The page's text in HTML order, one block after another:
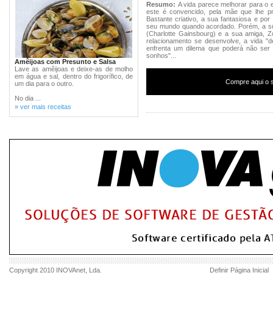
Amêijoas com Presunto e Salsa
Lave as amêijoas e deixe-as de molho
em água e sal, dentro do frigorífico, de
um dia para o outro.
No dia ...
» ver mais receitas
Resumo: A vida parece melhorar para o
este é convencido, pela mãe que lhe
Bastante criativo, a sua fantasiosa e
seu mundo quando acordado. Porém, a
(Charlotte Gainsbourg) e a sua amiga,
relacionamento se desenvolve, a vida
enfrenta um dilema que poderá não
sonhos"...
Compre aqui o
Copyright 2010 INOVAnet , Lda. Definir Página Inicial